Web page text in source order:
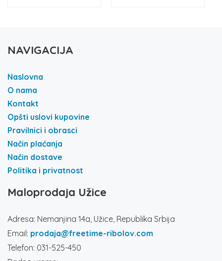
NAVIGACIJA
Naslovna
O nama
Kontakt
Opšti uslovi kupovine
Pravilnici i obrasci
Način plaćanja
Način dostave
Politika i privatnost
Maloprodaja Užice
Adresa: Nemanjina 14a, Užice, Republika Srbija
Email: prodaja@freetime-ribolov.com
Telefon: 031-525-450